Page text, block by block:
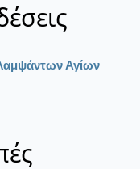
Αγίων